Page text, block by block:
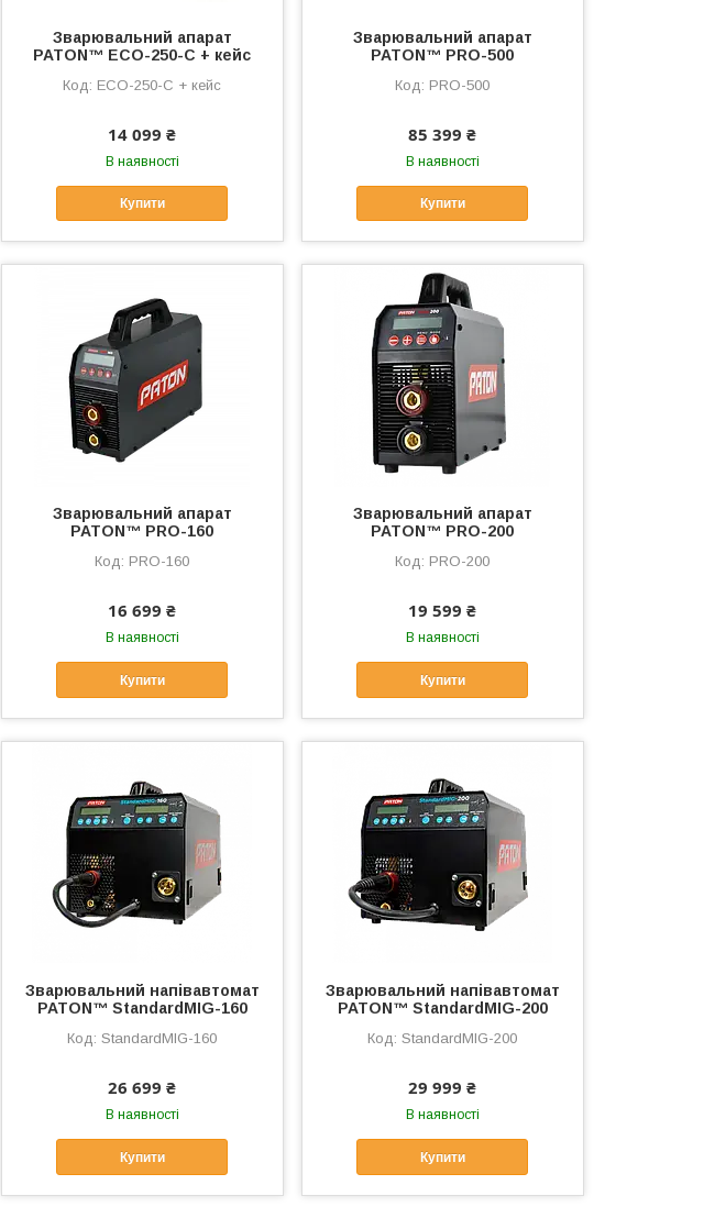
Зварювальний апарат
PATON™ ECO-250-С + кейс
ECO-250-С + кейс
14 099 ₴
В наявності
Купити
Зварювальний апарат
PATON™ PRO-500
PRO-500
85 399 ₴
В наявності
Купити
Зварювальний апарат
PATON™ PRO-160
PRO-160
16 699 ₴
В наявності
Купити
Зварювальний апарат
PATON™ PRO-200
PRO-200
19 599 ₴
В наявності
Купити
Зварювальний напівавтомат
PATON™ StandardMIG-160
StandardMIG-160
26 699 ₴
В наявності
Купити
Зварювальний напівавтомат
PATON™ StandardMIG-200
StandardMIG-200
29 999 ₴
В наявності
Купити